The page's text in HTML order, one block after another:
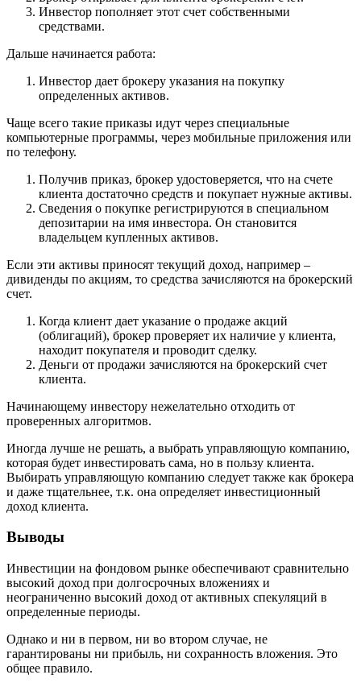
Инвестор пополняет этот счет собственными
средствами.
Дальше начинается работа:
Инвестор дает брокеру указания на покупку
определенных активов.
Чаще всего такие приказы идут через специальные
компьютерные программы, через мобильные приложения или
по телефону.
Получив приказ, брокер удостоверяется, что на счете
клиента достаточно средств и покупает нужные активы.
Сведения о покупке регистрируются в специальном
депозитарии на имя инвестора. Он становится
владельцем купленных активов.
Если эти активы приносят текущий доход, например –
дивиденды по акциям, то средства зачисляются на брокерский
счет.
Когда клиент дает указание о продаже акций
(облигаций), брокер проверяет их наличие у клиента,
находит покупателя и проводит сделку.
Деньги от продажи зачисляются на брокерский счет
клиента.
Начинающему инвестору нежелательно отходить от
проверенных алгоритмов.
Иногда лучше не решать, а выбрать управляющую компанию,
которая будет инвестировать сама, но в пользу клиента.
Выбирать управляющую компанию следует также как брокера
и даже тщательнее, т.к. она определяет инвестиционный
доход клиента.
Выводы
Инвестиции на фондовом рынке обеспечивают сравнительно
высокий доход при долгосрочных вложениях и
неограниченно высокий доход от активных спекуляций в
определенные периоды.
Однако и ни в первом, ни во втором случае, не
гарантированы ни прибыль, ни сохранность вложения. Это
общее правило.